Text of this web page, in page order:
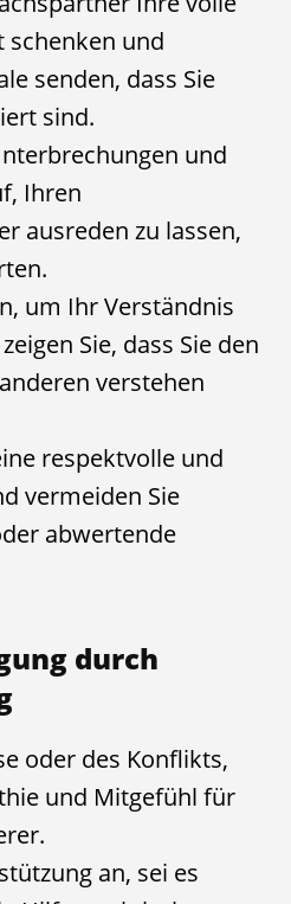
und
senden, dass Sie
sind.
und
Ihren
ausreden zu lassen,
um Ihr Verständnis
Sie, dass Sie den
verstehen
respektvolle und
vermeiden Sie
abwertende
durch
oder des Konflikts,
und Mitgefühl für
an, sei es